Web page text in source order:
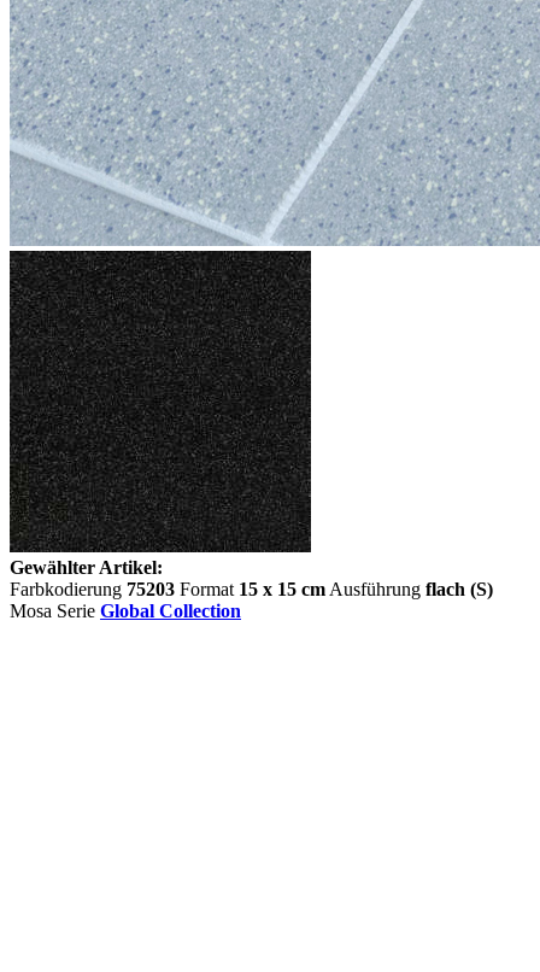
Gewählter Artikel:
Farbkodierung 75203 Format 15 x 15 cm Ausführung flach (S)
Mosa Serie Global Collection